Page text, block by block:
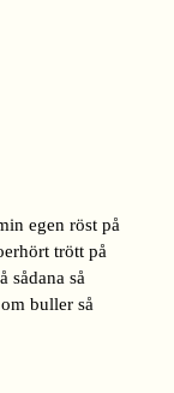
egen röst på
trött på
sådana så
buller så